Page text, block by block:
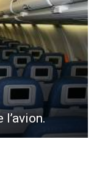
l’avion.